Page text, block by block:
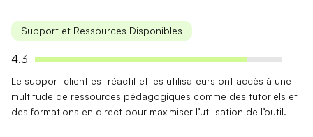
Support et Ressources Disponibles
4.3
Le support client est réactif et les utilisateurs ont accès à une
multitude de ressources pédagogiques comme des tutoriels et
des formations en direct pour maximiser l’utilisation de l’outil.